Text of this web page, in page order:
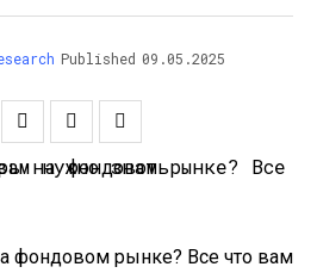
Published 09.05.2025